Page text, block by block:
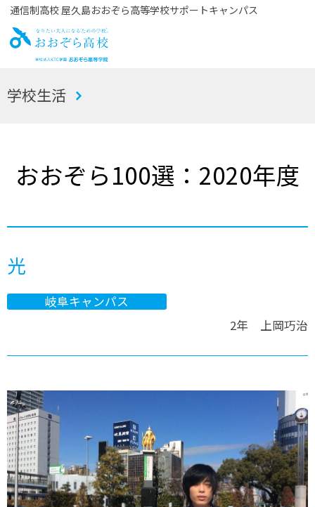
通信制高校 屋久島おおぞら高等学校サポートキャンパス
お
学校生活
おおぞら100選：2020年度
光
岐阜キャンパス
2年 上岡巧治